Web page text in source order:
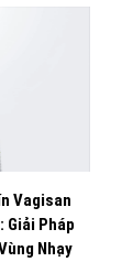
Vagisan
Giải Pháp
Nhạy